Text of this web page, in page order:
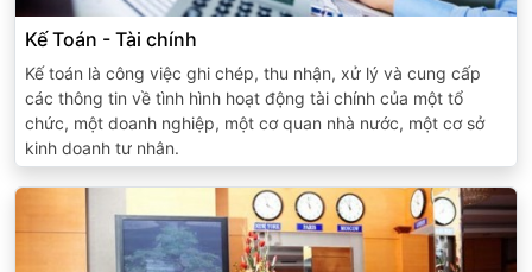
Kế Toán - Tài chính
Kế toán là công việc ghi chép, thu nhận, xử lý và cung cấp
các thông tin về tình hình hoạt động tài chính của một tổ
chức, một doanh nghiệp, một cơ quan nhà nước, một cơ sở
kinh doanh tư nhân.